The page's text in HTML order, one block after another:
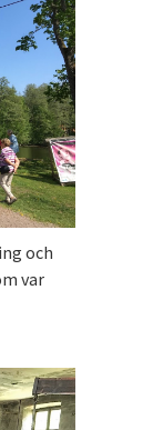
och
var